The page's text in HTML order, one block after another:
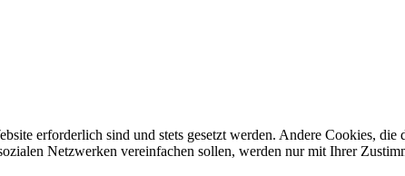
erforderlich sind und stets gesetzt werden. Andere Cookies,
Netzwerken vereinfachen sollen, werden nur mit Ihrer